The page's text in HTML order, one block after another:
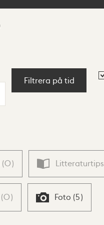
Filtrera på tid
(0) Litteraturtips
(0) Foto (5)